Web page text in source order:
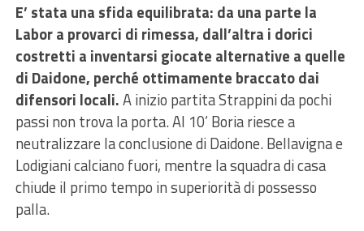
E’ stata una sfida equilibrata: da una parte la
Labor a provarci di rimessa, dall’altra i dorici
costretti a inventarsi giocate alternative a quelle
di Daidone, perché ottimamente braccato dai
difensori locali.A inizio partita Strappini da pochi
passi non trova la porta. Al 10’ Boria riesce a
neutralizzare la conclusione di Daidone. Bellavigna e
Lodigiani calciano fuori, mentre la squadra di casa
chiude il primo tempo in superiorità di possesso
palla.